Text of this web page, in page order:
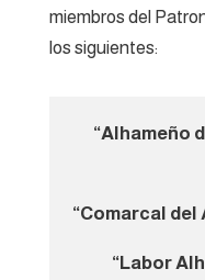
miembros del
los siguientes:
“Alhameño
“Comarcal del
“Labor